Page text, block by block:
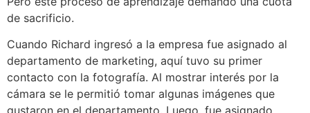
de sacrificio.
Cuando Richard ingresó a la empresa fue asignado al
departamento de marketing, aquí tuvo su primer
contacto con la fotografía. Al mostrar interés por la
cámara se le permitió tomar algunas imágenes que